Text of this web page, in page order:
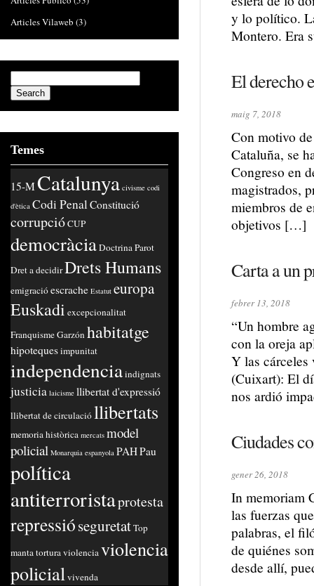
y lo político.
Montero. Era
El derecho
maig 7, 2018
Con motivo
Cataluña, se
Congreso en
magistrados,
miembros de
objetivos […]
Carta a un
febrer 13, 2018
“Un hombre
con la oreja
Y las
(Cuixart): El
nos ardió
Ciudades
gener 26, 2018
In memoriam
las fuerzas
palabras, el
de quiénes
desde allí,
Articles Vilaweb (3)
Temes
15-MCatalunya civisme codi
d'ètica Codi PenalConstitució
corrupcióCUP
democràciaDoctrina Parot
Dret a decidirDrets Humans
emigracióescrache Estatut europa
Euskadi excepcionalitat
FranquismeGarzónhabitatge
hipotequesimpunitat
independenciaindignats
justicia laicisme llibertat d'expressió
llibertat de circulacióllibertats
memoria històrica mercats model
policial Monarquia espanyola PAHPau
política
antiterroristaprotesta
repressióseguretatTop
mantatorturaviolenciaviolencia
policialvivenda